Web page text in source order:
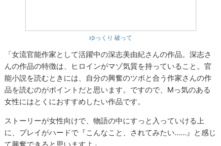
ゆっくり 破って
「女流官能作家として活躍中の深志美由紀さんの作品。深志さ
んの作品の特徴は、ヒロインがマゾ気質を持っていること。官
能小説を読むときには、自分の興奮のツボと合う作家さんの作
品を読むのがポイントだと思います。ですので、Mっ気のある
女性にはとくにおすすめしたい作品です。
ストーリーが女性向けで、物語の中にすっと入っていける上
に、プレイがハードで『こんなこと、されてみたい……』と感じ
て興奮できると思いますよ」